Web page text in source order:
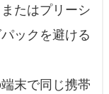
たはプリーシ
ックを避ける
末で同じ携帯